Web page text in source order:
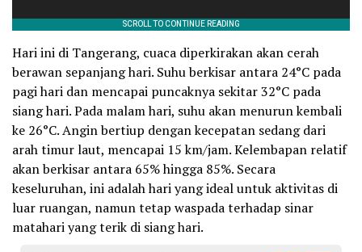
Hari ini di Tangerang, cuaca diperkirakan akan cerah
berawan sepanjang hari. Suhu berkisar antara 24°C pada
pagi hari dan mencapai puncaknya sekitar 32°C pada
siang hari. Pada malam hari, suhu akan menurun kembali
ke 26°C. Angin bertiup dengan kecepatan sedang dari
arah timur laut, mencapai 15 km/jam. Kelembapan relatif
akan berkisar antara 65% hingga 85%. Secara
keseluruhan, ini adalah hari yang ideal untuk aktivitas di
luar ruangan, namun tetap waspada terhadap sinar
matahari yang terik di siang hari.